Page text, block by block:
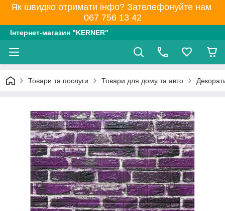
Як швидко отримати інфо? Зателефонуйте нам
067 756 13 42
Інтернет-магазин "KERNER"
Товари та послуги Товари для дому та авто